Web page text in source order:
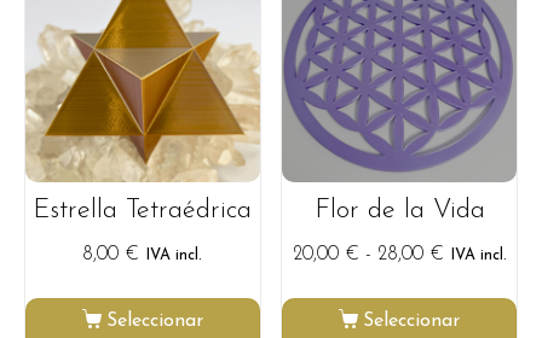
Estrella Tetraédrica
8,00 € IVA incl.
Seleccionar
Flor de la Vida
20,00 € - 28,00 € IVA incl.
Seleccionar